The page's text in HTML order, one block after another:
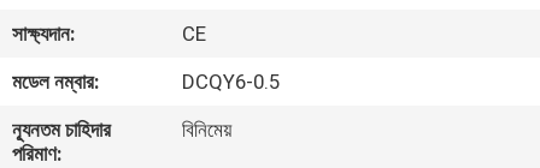
কারখানা
ভ্রমণ
সাক্ষ্যদান:
CE
মডেল নম্বার:
DCQY6-0.5
ন্যূনতম চাহিদার
পরিমাণ:
বিনিমেয়